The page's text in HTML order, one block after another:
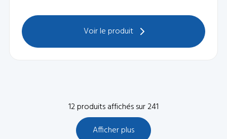
Voir le produit
12produits affichés sur241
Afficher plus